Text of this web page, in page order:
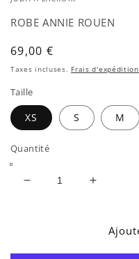
modale
ROBE ANNIE ROUEN
Prix
habituel
69,00 €
Taxes incluses. Frais d'expédition
Taille
XS S M
Quantité
Réduire